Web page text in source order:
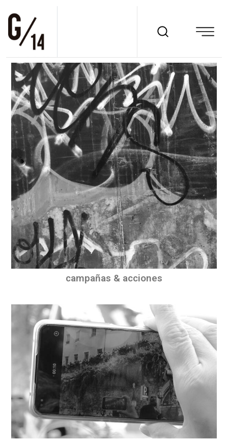
campañas & acciones